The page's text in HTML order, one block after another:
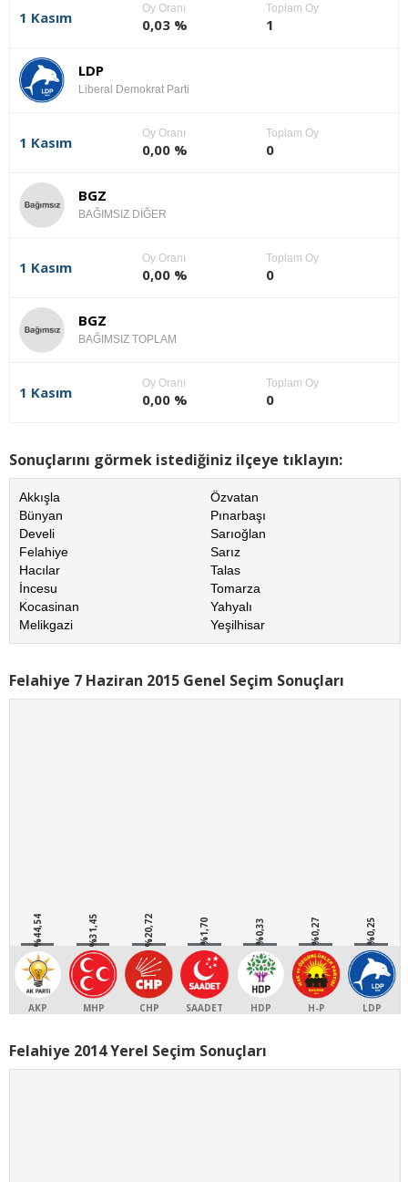
1 Kasım
Oy Oranı
0,03 %
Toplam Oy
1
LDP
Liberal Demokrat Parti
1 Kasım
Oy Oranı
0,00 %
Toplam Oy
0
BGZ
BAĞIMSIZ DİĞER
1 Kasım
Oy Oranı
0,00 %
Toplam Oy
0
BGZ
BAĞIMSIZ TOPLAM
1 Kasım
Oy Oranı
0,00 %
Toplam Oy
0
Sonuçlarını görmek istediğiniz ilçeye tıklayın:
Akkışla
Bünyan
Develi
Felahiye
Hacılar
İncesu
Kocasinan
Melikgazi
Özvatan
Pınarbaşı
Sarıoğlan
Sarız
Talas
Tomarza
Yahyalı
Yeşilhisar
Felahiye 7 Haziran 2015 Genel Seçim Sonuçları
%44,54
AKP
%31,45
MHP
%20,72
CHP
%1,70
SAADET
%0,33
HDP
%0,27
H-P
%0,25
LDP
Felahiye 2014 Yerel Seçim Sonuçları